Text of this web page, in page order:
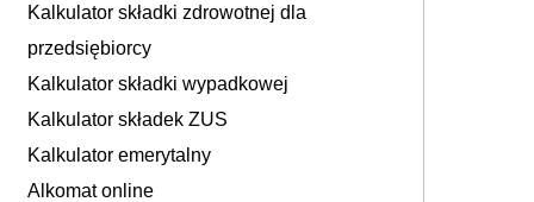
Kalkulator składki zdrowotnej dla
przedsiębiorcy
Kalkulator składki wypadkowej
Kalkulator składek ZUS
Kalkulator emerytalny
Alkomat online